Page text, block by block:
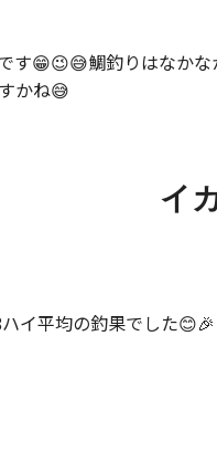
す😁😉😅鯛釣りはなか
かね😅
イ
イ平均の釣果でした😊🎉